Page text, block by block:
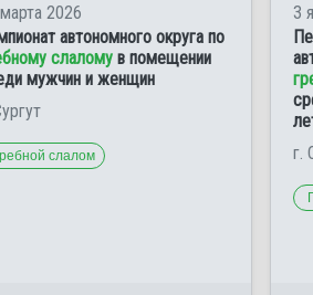
2026
автономного округа по
слалому в помещении
мужчин и женщин
слалом
3
г.